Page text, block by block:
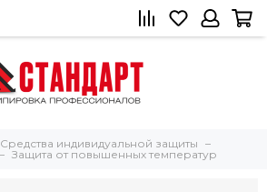
Средства индивидуальной защиты
Защита от повышенных температур